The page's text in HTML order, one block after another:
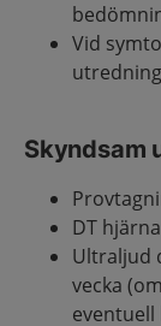
Vid
Skyndsam
DT hjärna
Ultraljud
vecka